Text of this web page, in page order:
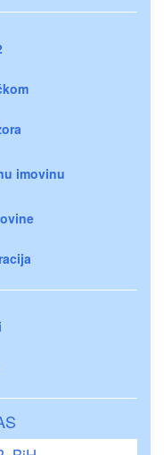
imovinu